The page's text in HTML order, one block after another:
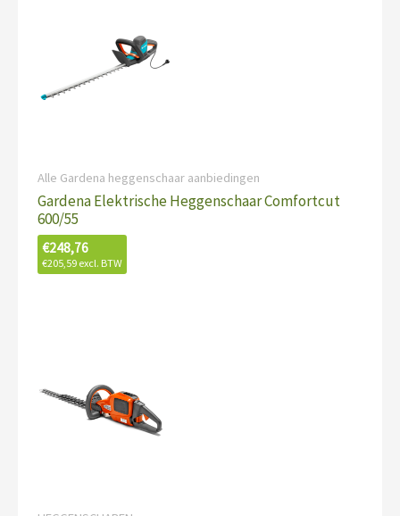
Alle Gardena heggenschaar aanbiedingen
Gardena Elektrische Heggenschaar Comfortcut
600/55
€248,76
€205,59 excl. BTW